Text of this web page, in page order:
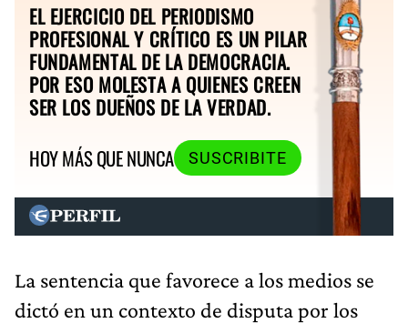
EL EJERCICIO DEL PERIODISMO
PROFESIONAL Y CRÍTICO ES UN PILAR
FUNDAMENTAL DE LA DEMOCRACIA.
POR ESO MOLESTA A QUIENES CREEN
SER LOS DUEÑOS DE LA VERDAD.
HOY MÁS QUE NUNCA
SUSCRIBITE
La sentencia que favorece a los medios se
dictó en un contexto de disputa por los